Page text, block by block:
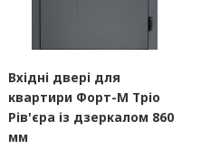
Вхідні двері для
квартири Форт-М Тріо
Рів'єра із дзеркалом 860
мм